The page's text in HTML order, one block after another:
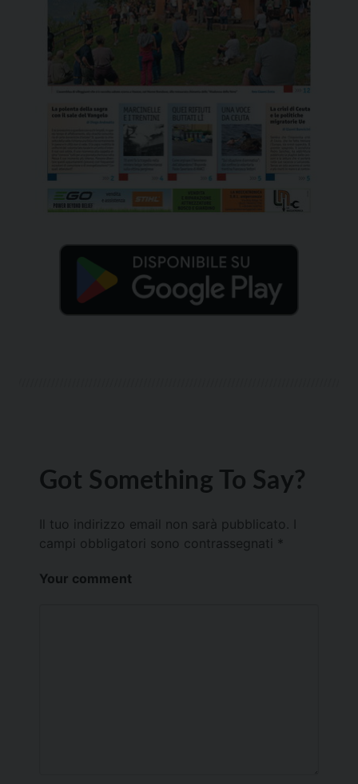
Got Something To Say?
Il tuo indirizzo email non sarà pubblicato.
campi obbligatori sono contrassegnati *
Your comment